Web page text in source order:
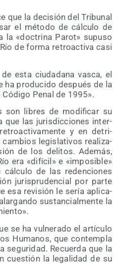
que la deci­sión del Tri­bu­nal
el méto­do de cálcu­lo de
la «doc­tri­na Parot» supu­so
de for­ma retro­ac­ti­va casi
esta ciu­da­da­na vas­ca, el
ha pro­du­ci­do des­pués de la
Penal de 1995».
son libres de modi­fi­car su
que las juris­dic­cio­nes inter­
y en detri­
cam­bios legis­la­ti­vos rea­li­za­
de los deli­tos. Ade­más,
era «difí­cil» e «impo­si­ble»
de las reden­cio­nes
juris­pru­den­cial por par­te
esa revi­sión le sería apli­ca­
sus­tan­cial­men­te la
se ha vul­ne­ra­do el artícu­lo
Huma­nos, que con­tem­pla
segu­ri­dad. Recuer­da que la
cues­tión la lega­li­dad de su